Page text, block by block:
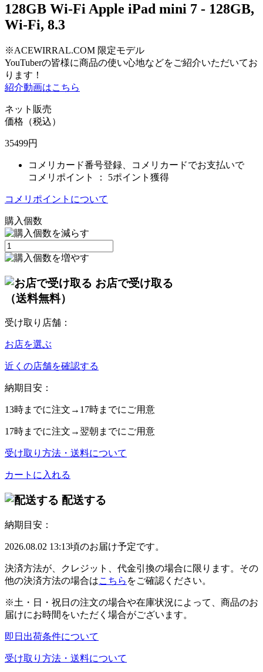
128GB Wi-Fi Apple iPad mini 7 - 128GB,
Wi-Fi, 8.3
※ACEWIRRAL.COM 限定モデル
YouTuberの皆様に商品の使い心地などをご紹介いただいてお
ります！
紹介動画はこちら
ネット販売
価格（税込）
35499円
コメリカード番号登録、コメリカードでお支払いで
コメリポイント ： 5ポイント獲得
コメリポイントについて
購入個数
お店で受け取る
（送料無料）
受け取り店舗：
お店を選ぶ
近くの店舗を確認する
納期目安：
13時までに注文→ 17時までにご用意
17時までに注文→ 翌朝 までにご用意
受け取り方法・送料について
カートに入れる
配送する
納期目安：
2026.08.02 13:13頃のお届け予定です。
決済方法が、クレジット、代金引換の場合に限ります。その
他の決済方法の場合はこちら をご確認ください。
※土・日・祝日の注文の場合や在庫状況によって、商品のお
届けにお時間をいただく場合がございます。
即日出荷条件について
受け取り方法・送料について